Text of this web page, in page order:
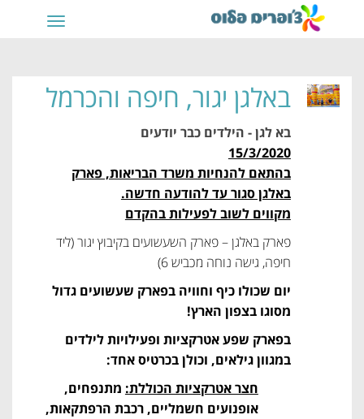
תפריט
באלגן יגור, חיפה והכרמל
בא לגן - הילדים כבר יודעים
15/3/2020
בהתאם להנחיות משרד הבריאות, פארק
באלגן סגור עד להודעה חדשה.
מקווים לשוב לפעילות בהקדם
פארק באלגן – פארק השעשועים בקיבוץ יגור (ליד
חיפה, גישה נוחה מכביש 6)
יום שכולו כיף וחוויה בפארק שעשועים גדול
מסוגו בצפון הארץ!
בפארק שפע אטרקציות ופעילויות לילדים
במגוון גילאים, וכולן בכרטיס אחד:
חצר אטרקציות הכוללת: מתנפחים,
אופנועים חשמליים, רכבת הרפתקאות,